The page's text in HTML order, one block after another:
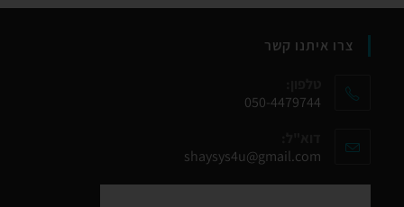
צרו איתנו קשר
050-4479744
shaysys4u@gmail.com